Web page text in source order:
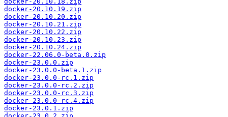
docker-20.10.19.zip
docker-20.10.20.zip
docker-20.10.21.zip
docker-20.10.22.zip
docker-20.10.23.zip
docker-20.10.24.zip
docker-22.06.0-beta.0.zip
docker-23.0.0.zip
docker-23.0.0-beta.1.zip
docker-23.0.0-rc.1.zip
docker-23.0.0-rc.2.zip
docker-23.0.0-rc.3.zip
docker-23.0.0-rc.4.zip
docker-23.0.1.zip